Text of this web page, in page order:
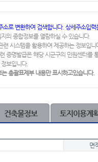
소로 변환하여 검색합니다. 상세주소입
의 종합정보를 열람하실 수 있습니다.
련 시스템을 활용하여 제공하는 정보입니
증명발급은 해당 시군구의 민원센터를
보입니다.
총괄표제부 내용만 표시하고있습니다.
건축물정보 토지이용계
면